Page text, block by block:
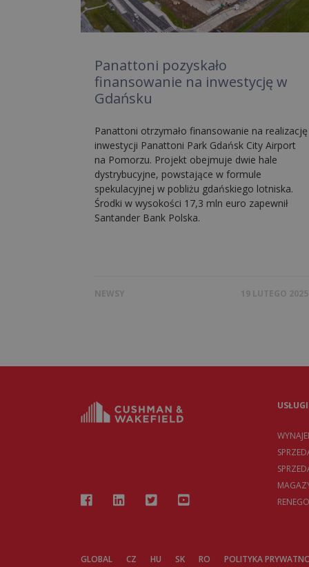
Panattoni pozyskało
finansowanie na inwestycję w
Gdańsku
Panattoni otrzymało finansowanie na realizację
inwestycji Panattoni Park Gdańsk City Airport
na Pomorzu. Projekt obejmuje dwie hale
dystrybucyjne, powstające w formule
spekulacyjnej w pobliżu gdańskiego lotniska.
Środki w wysokości 17,3 mln euro zapewnił
Santander Bank Polska.
NEWSY 19 LUTEGO 2025
USŁUGI
GLOBAL CZ HU SK RO
POLITYKA